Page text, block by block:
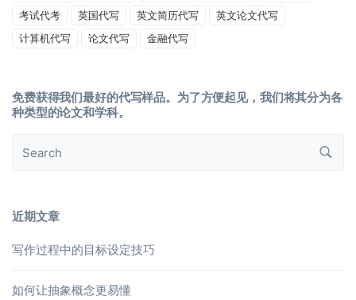
考试代考
英国代写 英文简历代写
英文论文代写
计算机代写
论文代写 金融代写
免费获得我们最好的代写样品。为了方便起见，我们将其分为各
种类型的论文和学科。
近期文章
写作过程中的目标设定技巧
如何让抽象概念更易懂